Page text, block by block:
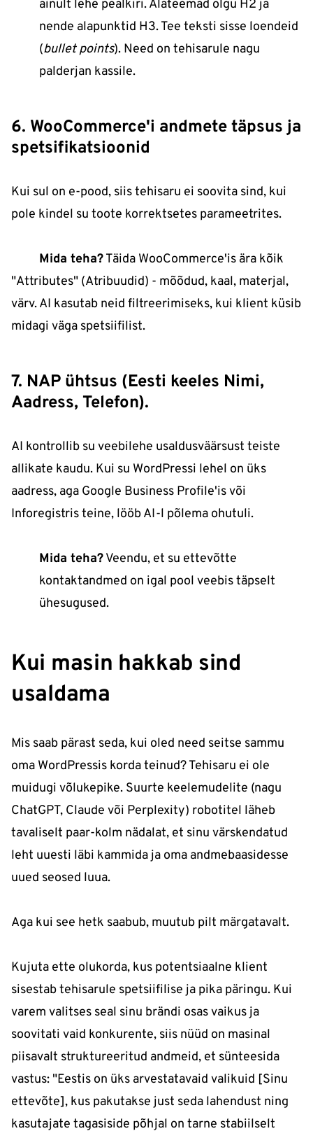
ainult lehe pealkiri. Alateemad olgu H2 ja
nende alapunktid H3. Tee teksti sisse loendeid
(bullet points). Need on tehisarule nagu
palderjan kassile.
6. WooCommerce'i andmete täpsus ja
spetsifikatsioonid
Kui sul on e-pood, siis tehisaru ei soovita sind, kui
pole kindel su toote korrektsetes parameetrites.
Mida teha?Täida WooCommerce'is ära kõik
"Attributes" (Atribuudid) - mõõdud, kaal, materjal,
värv. AI kasutab neid filtreerimiseks, kui klient küsib
midagi väga spetsiifilist.
7. NAP ühtsus (Eesti keeles Nimi,
Aadress, Telefon).
AI kontrollib su veebilehe usaldusväärsust teiste
allikate kaudu. Kui su WordPressi lehel on üks
aadress, aga Google Business Profile'is või
Inforegistris teine, lööb AI-l põlema ohutuli.
Mida teha?Veendu, et su ettevõtte
kontaktandmed on igal pool veebis täpselt
ühesugused.
Kui masin hakkab sind
usaldama
Mis saab pärast seda, kui oled need seitse sammu
oma WordPressis korda teinud? Tehisaru ei ole
muidugi võlukepike. Suurte keelemudelite (nagu
ChatGPT, Claude või Perplexity) robotitel läheb
tavaliselt paar-kolm nädalat, et sinu värskendatud
leht uuesti läbi kammida ja oma andmebaasidesse
uued seosed luua.
Aga kui see hetk saabub, muutub pilt märgatavalt.
Kujuta ette olukorda, kus potentsiaalne klient
sisestab tehisarule spetsiifilise ja pika päringu. Kui
varem valitses seal sinu brändi osas vaikus ja
soovitati vaid konkurente, siis nüüd on masinal
piisavalt struktureeritud andmeid, et sünteesida
vastus: "Eestis on üks arvestatavaid valikuid [Sinu
ettevõte], kus pakutakse just seda lahendust ning
kasutajate tagasiside põhjal on tarne stabiilselt